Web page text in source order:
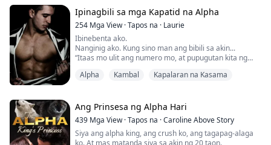
Pumasok ang kanyang dila sa loob ng aking bibig nang
walang kahirap-hirap at parang kinakantot ang aking
bibig gamit ang kanyang dila. Pinaikot niya kami,
papunta kami sa kung saan, habang patuloy pa r...
Ipinagbili sa mga Kapatid na Alpha
254 Mga View·Tapos na · Laurie
Ibinebenta ako.
Nanginig ako. Kung sino man ang bibili sa akin...
“Itaas mo ulit ang numero mo, at pupugutan kita ng
Kung sino man siya, marahas siya. Narinig ko ang isang
dinala sa pasilyo. Pagkatapos, itinapon ako sa isang
malambot na bagay na parang kama.
“Tatanggalin ko na ang tali m...
Alpha Kambal Kapalaran na Kasama
Ang Prinsesa ng Alpha Hari
439 Mga View·Tapos na ·Caroline Above Story
Siya ang alpha king, ang crush ko, ang tagapag-alaga
ko. At mas matanda siya sa akin ng 20 taon.